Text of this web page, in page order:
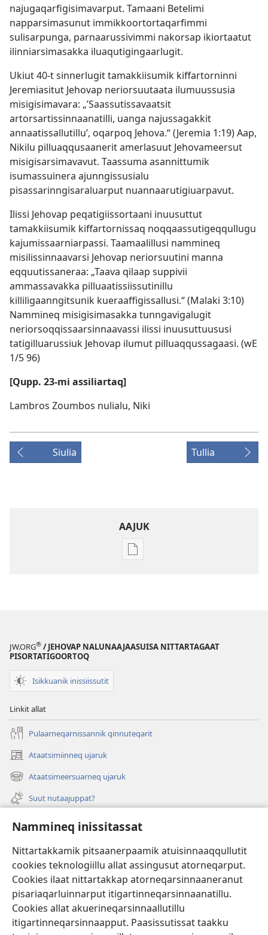
Nammineq inissitassat
Nittartakkamik pitsaanerpaamik atuisinnaaqqullutit
cookies teknologiillu allat assingusut atorneqarput.
Cookies ilaat nittartakkap atorneqarsinnaaneranut
pisariaqarluinnarput itigartinneqarsinnaanatillu.
Cookies allat akuerineqarsinnaallutillu
itigartinneqarsinnaapput. Paasissutissat taakku
najugaqarfigisimavarput. Tamaani Betelimi
napparsimasunut immikkoortortaqarfimmi
sulisarpunga, parnaarussivimmi nakorsap ikiortaatut
ilinniarsimasakka iluaqutigingaarlugit.
Ukiut 40-t sinnerlugit tamakkiisumik kiffartorninni
Jeremiasitut Jehovap neriorsuutaata ilumuussusia
misigisimavara: „’Saassutissavaatsit
artorsartissinnaanatilli, uanga najussagakkit
annaatissallutillu’, oqarpoq Jehova.“ (Jeremia 1:19) Aap,
Nikilu pilluaqqusaanerit amerlasuut Jehovameersut
misigisarsimavavut. Taassuma asannittumik
isumassuinera ajunngissusialu
pisassarinngisaraluarput nuannaarutigiuarpavut.
Ilissi Jehovap peqatigiissortaani inuusuttut
tamakkiisumik kiffartornissaq noqqaassutigeqqullugu
kajumissaarniarpassi. Taamaalillusi nammineq
misilissinnaavarsi Jehovap neriorsuutini manna
eqquutissaneraa: „Taava qilaap suppivii
ammassavakka pilluaatissiissutinillu
killiligaanngitsunik kueraaffigissallusi.“ (Malaki 3:10)
Nammineq misigisimasakka tunngavigalugit
neriorsoqqissaarsinnaavassi ilissi inuusuttuususi
tatigilluarussiuk Jehovap ilumut pilluaqqussagaasi. (wE
1/5 96)
[Qupp. 23-mi assiliartaq]
Lambros Zoumbos nulialu, Niki
Siulia Tullia
AAJUK
Atuagassanik
ATUAQQISSAARUTISSAQ
JW.ORG® / JEHOVAP NALUNAAJAASUISA NITTARTAGAAT
PISORTATIGOORTOQ
Isikkuanik inissiissutit
Linkit allat
Pulaarneqarnissannik qinnuteqarit
Ataatsimiinneq ujaruk
(opens
new
window)
Ataatsimeersuarneq ujaruk
(opens
new
window)
Suut nutaajuppat?
Isiginnaagassiat
Tunissuteqarneq
(opens
new
window)INTERNETIKKUT ATUAGAATEQARFIK Watchtower™
(opens
new
window)JW Hub ®